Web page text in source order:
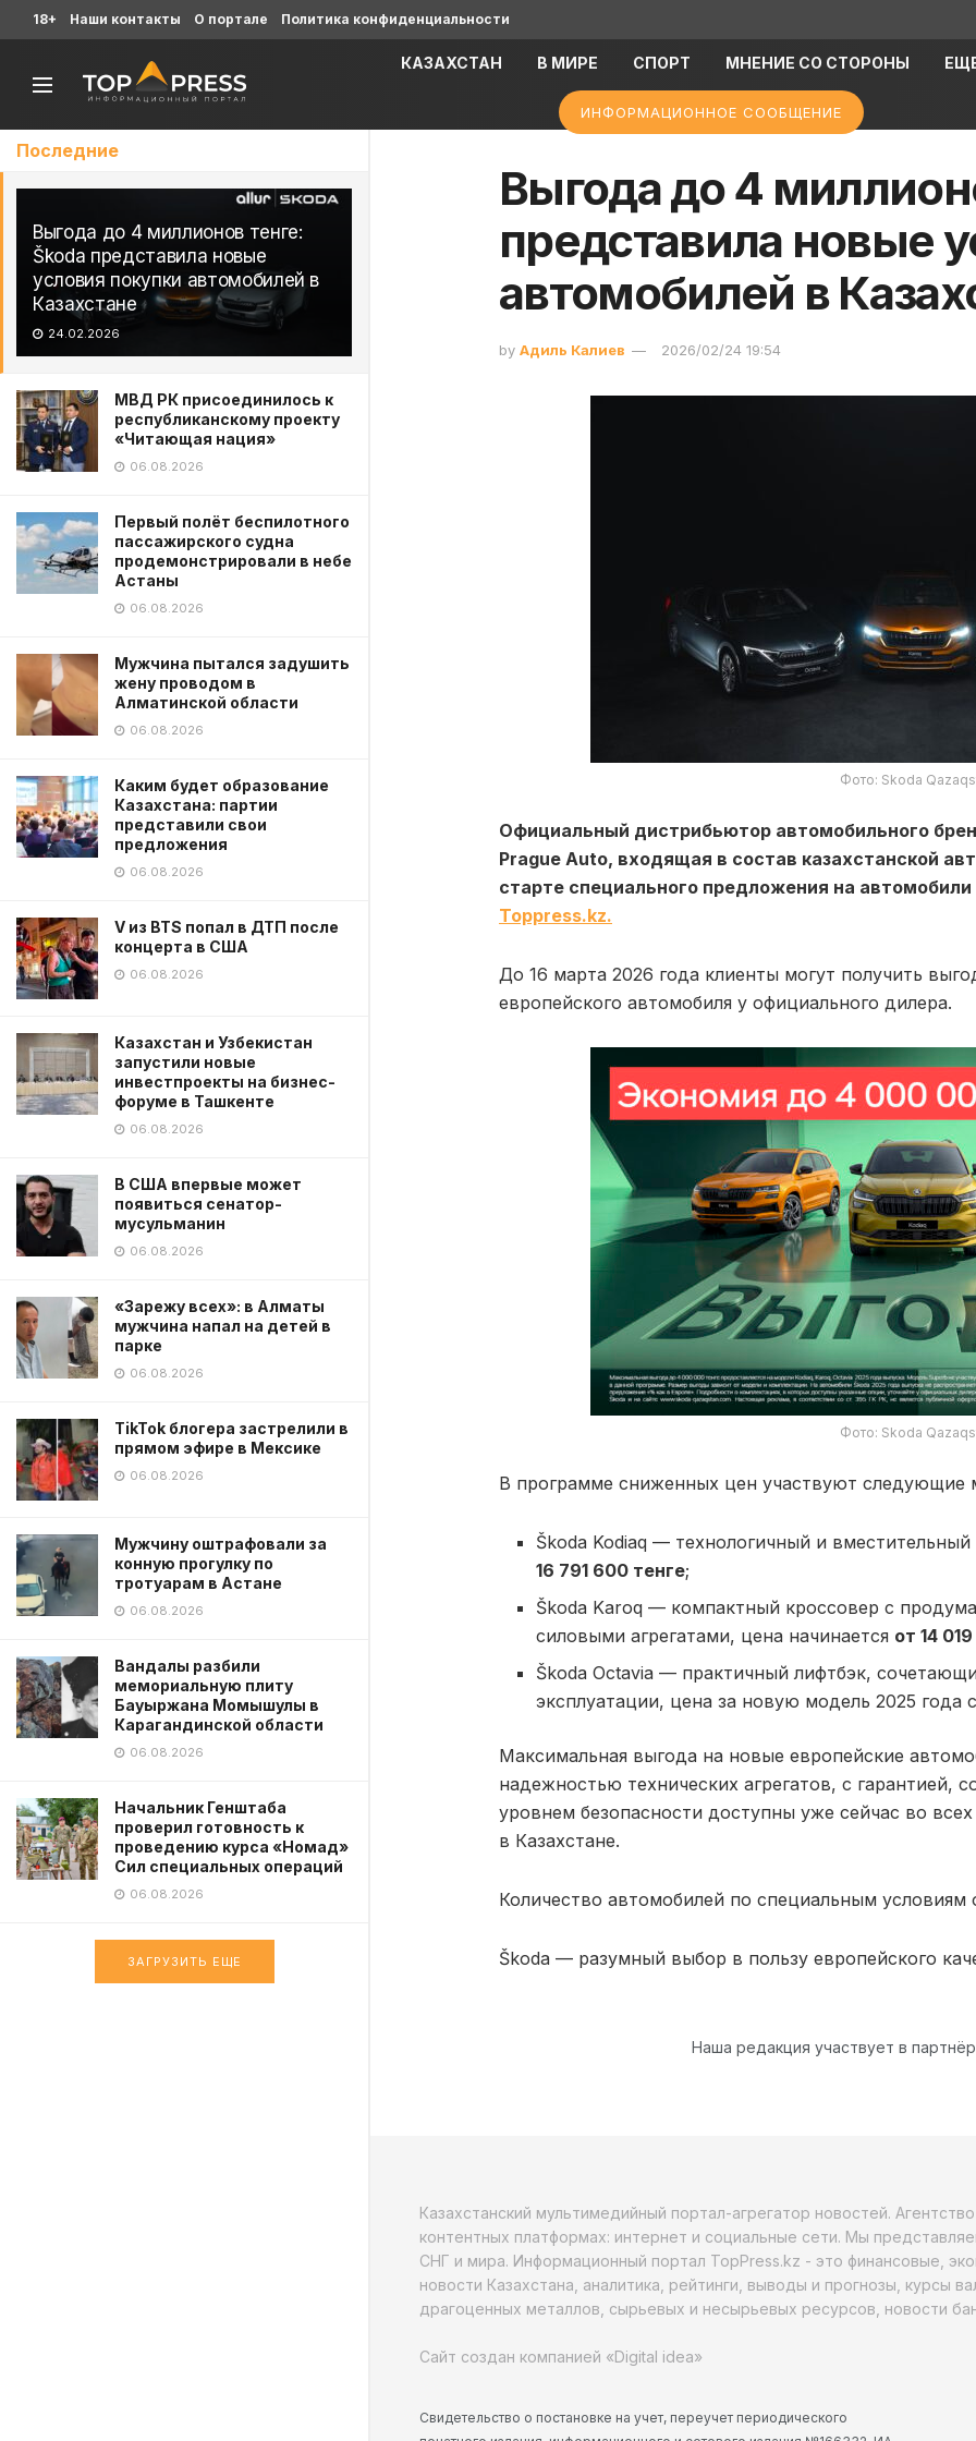
Последние
Выгода до 4 миллионов тенге:
Škoda представила новые
условия покупки автомобилей в
Казахстане
24.02.2026
МВД РК присоединилось к
республиканскому проекту
«Читающая нация»
06.08.2026
Первый полёт беспилотного
пассажирского судна
продемонстрировали в небе
Астаны
06.08.2026
Мужчина пытался задушить
жену проводом в
Алматинской области
06.08.2026
Каким будет образование
Казахстана: партии
представили свои
предложения
06.08.2026
V из BTS попал в ДТП после
концерта в США
06.08.2026
Казахстан и Узбекистан
запустили новые
инвестпроекты на бизнес-
форуме в Ташкенте
06.08.2026
В США впервые может
появиться сенатор-
мусульманин
06.08.2026
«Зарежу всех»: в Алматы
мужчина напал на детей в
парке
06.08.2026
TikTok блогера застрелили в
прямом эфире в Мексике
06.08.2026
Мужчину оштрафовали за
конную прогулку по
тротуарам в Астане
06.08.2026
Вандалы разбили
мемориальную плиту
Бауыржана Момышулы в
Карагандинской области
06.08.2026
Начальник Генштаба
проверил готовность к
проведению курса «Номад»
Сил специальных операций
06.08.2026
ЗАГРУЗИТЬ ЕЩЕ
18+ Наши контакты О портале Политика конфиденциальности
КАЗАХСТАН В МИРЕ СПОРТ МНЕНИЕ СО СТОРОНЫ
ИНФОРМАЦИОННОЕ СООБЩЕНИЕ
Выгода до 4
представила новые
автомобилей в
by Адиль Калиев 2026/02/24 19:54
Фото: Skoda
Официальный дистрибьютор автомобильного
Prague Auto, входящая в состав казахстанской
старте специального предложения на
Toppress.kz.
До 16 марта 2026 года клиенты могут получить
европейского автомобиля у официального дилера.
Фото: Skoda
В программе сниженных цен участвуют следующие
Škoda Kodiaq — технологичный и
16 791 600 тенге;
Škoda Karoq — компактный кроссовер с
силовыми агрегатами, цена начинается от 14
Škoda Octavia — практичный лифтбэк,
эксплуатации, цена за новую модель 2025 года
Максимальная выгода на новые европейские
надежностью технических агрегатов, с
уровнем безопасности доступны уже сейчас во
в Казахстане.
Количество автомобилей по специальным условиям
Škoda — разумный выбор в пользу европейского
Наша редакция участвует в
Казахстанский мультимедийный портал-агрегатор новостей.
контентных платформах: интернет и социальные сети. Мы
СНГ и мира. Информационный портал TopPress.kz - это финансовые,
новости Казахстана, аналитика, рейтинги, выводы и прогнозы, курсы
драгоценных металлов, сырьевых и несырьевых ресурсов, новости
Сайт создан компанией «Digital idea»
Свидетельство о постановке на учет, переучет периодического